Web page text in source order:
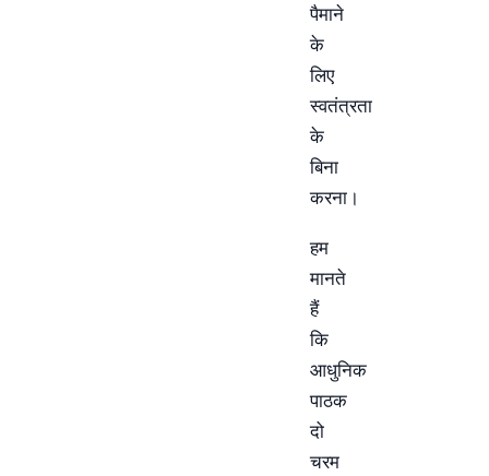
पैमाने
के
लिए
स्वतंत्रता
के
बिना
करना।
हम
मानते
हैं
कि
आधुनिक
पाठक
दो
चरम